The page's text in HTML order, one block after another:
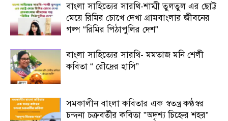
বাংলা সাহিত্যের সারথি-শাম্মী তুলতুল এর ছোট্ট
মেয়ে রিমির চোখে দেখা গ্রামবাংলার জীবনের
গল্প “রিমির পিঠাপুলির দেশ”
বাংলা সাহিত্যের সারথি- মমতাজ মনি শেলী
কবিতা “ রৌদ্রের হাসি”
সমকালীন বাংলা কবিতার এক স্বতন্ত্র কণ্ঠস্বর
চন্দনা চক্রবর্তীর কবিতা ”অদৃশ্য চিহ্নের শহর”